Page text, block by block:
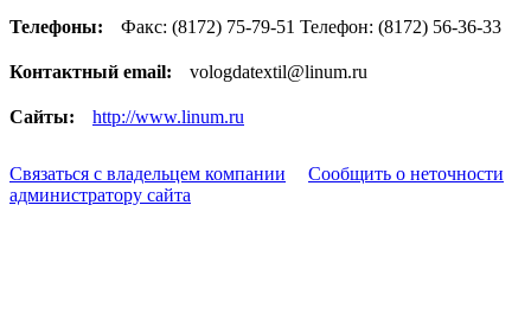
Телефоны:
Факс: (8172) 75-79-51 Телефон: (8172) 56-36-33
Контактный email: vologdatextil@linum.ru
Сайты: http://www.linum.ru
Связаться с владельцем компании
Сообщить о неточности
администратору сайта